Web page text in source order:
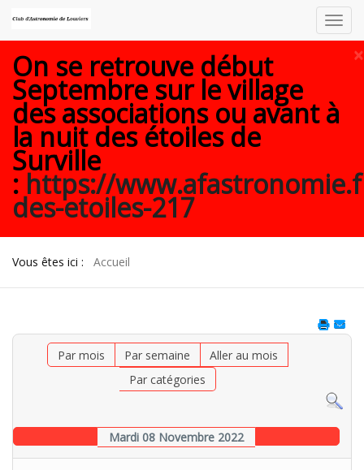
×
On se retrouve début
Septembre sur le village
des associations ou avant à
la nuit des étoiles de
Surville
: https://
des-etoiles-217
Vous êtes ici : Accueil
Par mois Par semaine
Aller au mois
Par catégories
Mardi 08 Novembre 2022